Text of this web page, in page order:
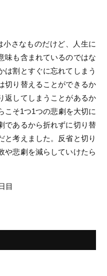
さなものだけど、人生に
味も含まれているのではな
は割とすぐに忘れてしまう
切り替えることができるか
返してしまうことがあるか
こそ1つ1つの悲劇を大切に
であるから折れずに切り替
と考えました。反省と切り
や悲劇を減らしていけたら
目